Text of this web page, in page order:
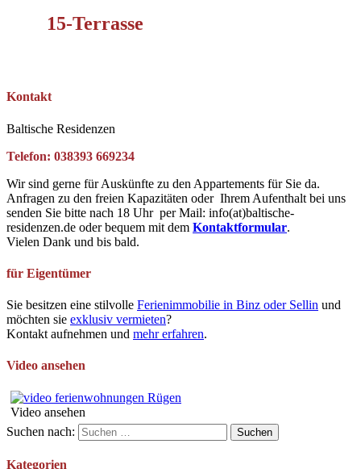
15-Terrasse
Kontakt
Baltische Residenzen
Telefon: 038393 669234
Wir sind gerne für Auskünfte zu den Appartements für Sie da.
Anfragen zu den freien Kapazitäten oder Ihrem Aufenthalt bei uns
senden Sie bitte nach 18 Uhr per Mail: info(at)baltische-
residenzen.de oder bequem mit dem Kontaktformular.
Vielen Dank und bis bald.
für Eigentümer
Sie besitzen eine stilvolle Ferienimmobilie in Binz oder Sellin und
möchten sie exklusiv vermieten?
Kontakt aufnehmen und mehr erfahren.
Video ansehen
Video ansehen
Suchen nach:
Kategorien